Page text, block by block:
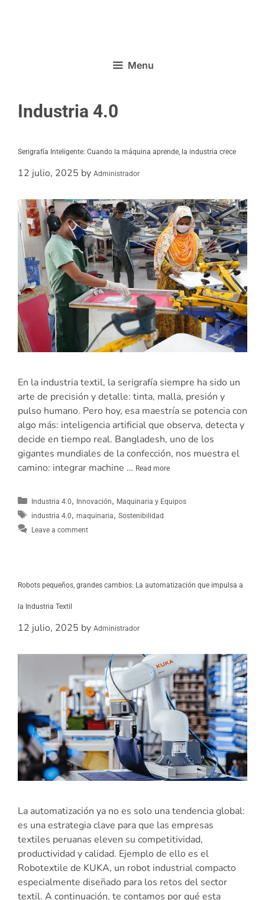
Menu
Industria 4.0
Serigrafía Inteligente: Cuando la máquina aprende, la industria crece
12 julio, 2025 by Administrador
En la industria textil, la serigrafía siempre ha sido un
arte de precisión y detalle: tinta, malla, presión y
pulso humano. Pero hoy, esa maestría se potencia con
algo más: inteligencia artificial que observa, detecta y
decide en tiempo real. Bangladesh, uno de los
gigantes mundiales de la confección, nos muestra el
camino: integrar machine … Read more
Industria 4.0, Innovación, Maquinaria y Equipos
industria 4.0, maquinaria, Sostenibilidad
Leave a comment
Robots pequeños, grandes cambios: La automatización que impulsa a
la Industria Textil
12 julio, 2025 by Administrador
La automatización ya no es solo una tendencia global:
es una estrategia clave para que las empresas
textiles peruanas eleven su competitividad,
productividad y calidad. Ejemplo de ello es el
Robotextile de KUKA, un robot industrial compacto
especialmente diseñado para los retos del sector
textil. A continuación, te contamos por qué esta